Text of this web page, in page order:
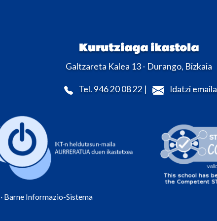
Kurutziaga ikastola
Galtzareta Kalea 13 - Durango, Bizkaia
Tel. 946 20 08 22 | Idatzi emaila
· Barne Informazio-Sistema